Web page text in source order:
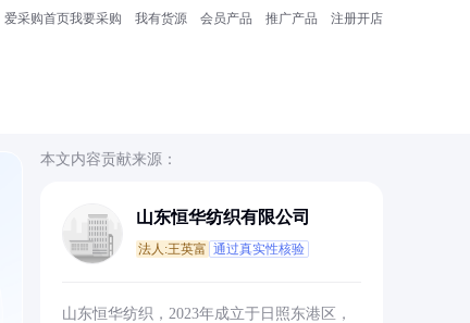
爱采购首页我要采购 我有货源 会员产品 推广产品 注册开店
本文内容贡献来源：
山东恒华纺织有限公司
法人:王英富 通过真实性核验
山东恒华纺织，2023年成立于日照东港区，